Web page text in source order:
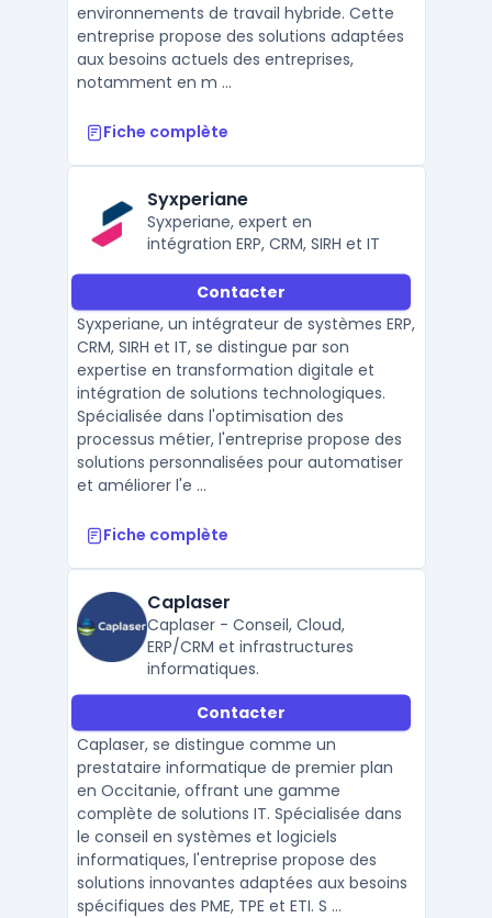
environnements de travail hybride. Cette
entreprise propose des solutions adaptées
aux besoins actuels des entreprises,
notamment en m ...
Fiche complète
Syxperiane
Syxperiane, expert en
intégration ERP, CRM, SIRH et IT
Contacter
Syxperiane, un intégrateur de systèmes ERP,
CRM, SIRH et IT, se distingue par son
expertise en transformation digitale et
intégration de solutions technologiques.
Spécialisée dans l'optimisation des
processus métier, l'entreprise propose des
solutions personnalisées pour automatiser
et améliorer l'e ...
Fiche complète
Caplaser
Caplaser - Conseil, Cloud,
ERP/CRM et infrastructures
informatiques.
Contacter
Caplaser, se distingue comme un
prestataire informatique de premier plan
en Occitanie, offrant une gamme
complète de solutions IT. Spécialisée dans
le conseil en systèmes et logiciels
informatiques, l'entreprise propose des
solutions innovantes adaptées aux besoins
spécifiques des PME, TPE et ETI. S ...